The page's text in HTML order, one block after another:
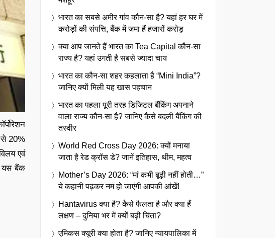
से 20%
एवं
यस बैंक
भारत का सबसे अमीर गांव कौन-सा है? यहां हर घर में
करोड़ों की संपत्ति, बैंक में जमा हैं हजारों करोड़
क्या आप जानते हैं भारत का Tea Capital कौन-सा
राज्य है? यहां उगती है सबसे ज्यादा चाय
भारत का कौन-सा शहर कहलाता है “Mini India”?
जानिए क्यों मिली यह खास पहचान
भारत का पहला पूरी तरह डिजिटल बैंकिंग अपनाने
वाला राज्य कौन-सा है? जानिए कैसे बदली बैंकिंग की
तस्वीर
World Red Cross Day 2026: क्यों मनाया
जाता है रेड क्रॉस डे? जानें इतिहास, थीम, महत्व
Mother’s Day 2026: “मां कभी बूढ़ी नहीं होती…”
ये कहानी पढ़कर नम हो जाएंगी आपकी आंखें!
Hantavirus क्या है? कैसे फैलता है और क्या हैं
लक्षण – दुनिया भर में क्यों बढ़ी चिंता?
एमिकस क्यूरी क्या होता है? जानिए न्यायपालिका में